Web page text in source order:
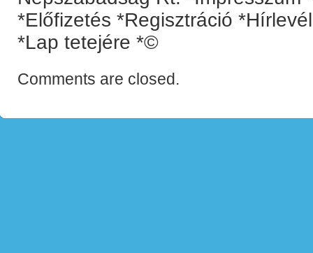
*Előfizetés *Regisztráció
*Lap tetejére *©
Comments are closed.